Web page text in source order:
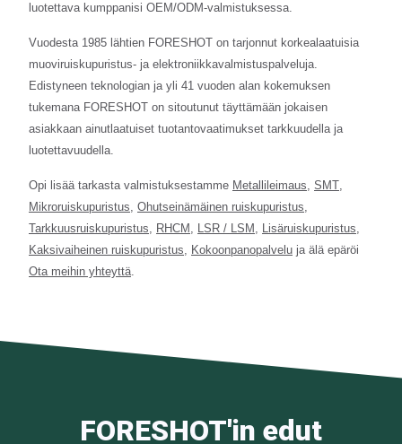
luotettava kumppanisi OEM/ODM-valmistuksessa.
Vuodesta 1985 lähtien FORESHOT on tarjonnut korkealaatuisia
muoviruiskupuristus- ja elektroniikkavalmistuspalveluja.
Edistyneen teknologian ja yli 41 vuoden alan kokemuksen
tukemana FORESHOT on sitoutunut täyttämään jokaisen
asiakkaan ainutlaatuiset tuotantovaatimukset tarkkuudella ja
luotettavuudella.
Opi lisää tarkasta valmistuksestamme Metallileimaus, SMT,
Mikroruiskupuristus, Ohutseinämäinen ruiskupuristus,
Tarkkuusruiskupuristus, RHCM , LSR / LSM , Lisäruiskupuristus,
Kaksivaiheinen ruiskupuristus, Kokoonpanopalvelu ja älä epäröi
Ota meihin yhteyttä.
FORESHOT'in edut